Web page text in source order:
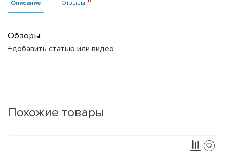
Описание Отзывы
Обзоры:
+добавить статью или видео
Похожие товары